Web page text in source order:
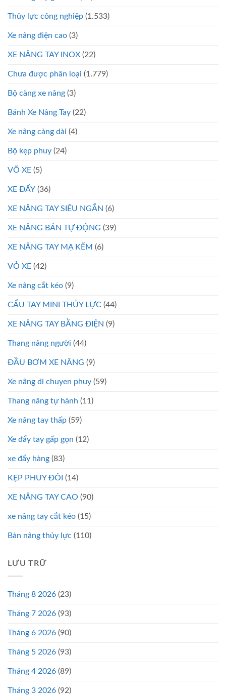
Thủy lực công nghiệp (1.533)
Xe nâng điện cao (3)
XE NÂNG TAY INOX (22)
Chưa được phân loại (1.779)
Bộ càng xe nâng (3)
Bánh Xe Nâng Tay (22)
Xe nâng càng dài (4)
Bộ kẹp phuy (24)
VÕ XE (5)
XE ĐẨY (36)
XE NÂNG TAY SIÊU NGẮN (6)
XE NÂNG BÁN TỰ ĐỘNG (39)
XE NÂNG TAY MẠ KẼM (6)
VỎ XE (42)
Xe nâng cắt kéo (9)
CẨU TAY MINI THỦY LỰC (44)
XE NÂNG TAY BẰNG ĐIỆN (9)
Thang nâng người (44)
ĐẦU BƠM XE NÂNG (9)
Xe nâng di chuyen phuy (59)
Thang nâng tự hành (11)
Xe nâng tay thấp (59)
Xe đẩy tay gấp gọn (12)
xe đẩy hàng (83)
KẸP PHUY ĐÔI (14)
XE NÂNG TAY CAO (90)
xe nâng tay cắt kéo (15)
Bàn nâng thủy lực (110)
LƯU TRỮ
Tháng 8 2026 (23)
Tháng 7 2026 (93)
Tháng 6 2026 (90)
Tháng 5 2026 (93)
Tháng 4 2026 (89)
Tháng 3 2026 (92)